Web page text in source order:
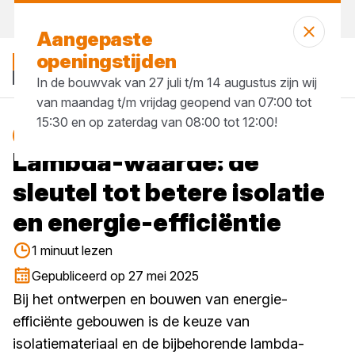
Lambda-waarde: de
sleutel tot betere isolatie
en energie-efficiëntie
1 minuut lezen
Gepubliceerd op 27 mei 2025
Bij het ontwerpen en bouwen van energie-
efficiënte gebouwen is de keuze van
isolatiemateriaal en de bijbehorende lambda-
Aangepaste
openingstijden
In de bouwvak van 27 juli t/m 14 augustus zijn wij
van maandag t/m vrijdag geopend van 07:00 tot
15:30 en op zaterdag van 08:00 tot 12:00!